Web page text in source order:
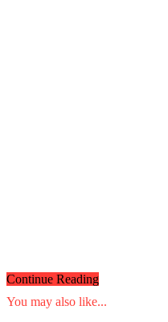
Continue Reading
You may also like...